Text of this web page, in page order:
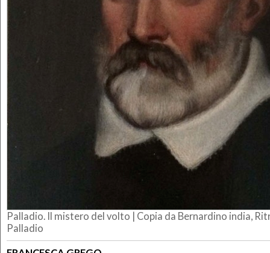
Palladio. Il mistero del volto | Copia da Bernardino india,
Palladio